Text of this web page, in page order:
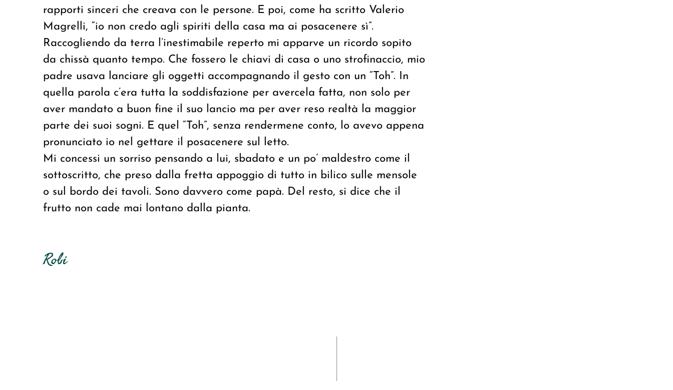
rapporti sinceri che creava con le persone. E poi, come ha scritto Valerio
Magrelli, “io non credo agli spiriti della casa ma ai posacenere sì”.
Raccogliendo da terra l’inestimabile reperto mi apparve un ricordo sopito
da chissà quanto tempo. Che fossero le chiavi di casa o uno strofinaccio, mio
padre usava lanciare gli oggetti accompagnando il gesto con un “Toh”. In
quella parola c’era tutta la soddisfazione per avercela fatta, non solo per
aver mandato a buon fine il suo lancio ma per aver reso realtà la maggior
parte dei suoi sogni. E quel “Toh”, senza rendermene conto, lo avevo appena
pronunciato io nel gettare il posacenere sul letto.
Mi concessi un sorriso pensando a lui, sbadato e un po’ maldestro come il
sottoscritto, che preso dalla fretta appoggio di tutto in bilico sulle mensole
o sul bordo dei tavoli. Sono davvero come papà. Del resto, si dice che il
frutto non cade mai lontano dalla pianta.
Robi